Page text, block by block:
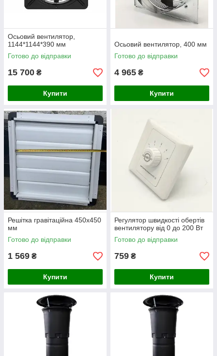
Осьовий вентилятор,
1144*1144*390 мм
Готово до відправки
15 700 ₴
Купити
Осьовий вентилятор, 400 мм
Готово до відправки
4 965 ₴
Купити
Решітка гравітаційна 450х450
мм
Готово до відправки
1 569 ₴
Купити
Регулятор швидкості обертів
вентилятору від 0 до 200 Вт
Готово до відправки
759 ₴
Купити